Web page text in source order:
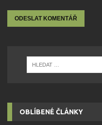
OBLÍBENÉ ČLÁNKY